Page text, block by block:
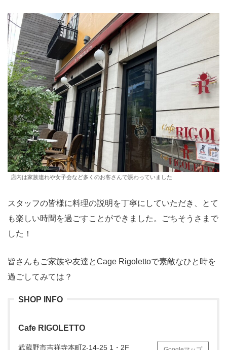
店内は家族連れや女子会など多くのお客さんで賑わっていました
スタッフの皆様に料理の説明を丁寧にしていただき、とて
も楽しい時間を過ごすことができました。ごちそうさまで
した！
皆さんもご家族や友達とCage Rigolettoで素敵なひと時を
過ごしてみては？
SHOP INFO
Cafe RIGOLETTO
武蔵野市吉祥寺本町2-14-25 1・2F